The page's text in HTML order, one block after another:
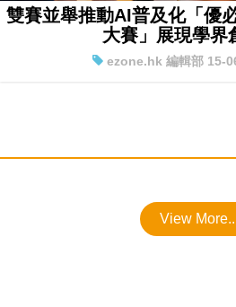
雙賽並舉推動AI普及化「優
大賽」展現學界
ezone.hk 編輯部 15-
View